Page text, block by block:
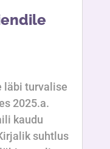
läbi turvalise
2025.a.
kaudu
suhtlus